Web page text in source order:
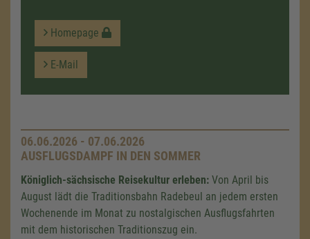
Homepage
E-Mail
06.06.2026 - 07.06.2026
AUSFLUGSDAMPF IN DEN SOMMER
Königlich-sächsische Reisekultur erleben: Von April bis
August lädt die Traditionsbahn Radebeul an jedem ersten
Wochenende im Monat zu nostalgischen Ausflugsfahrten
mit dem historischen Traditionszug ein.